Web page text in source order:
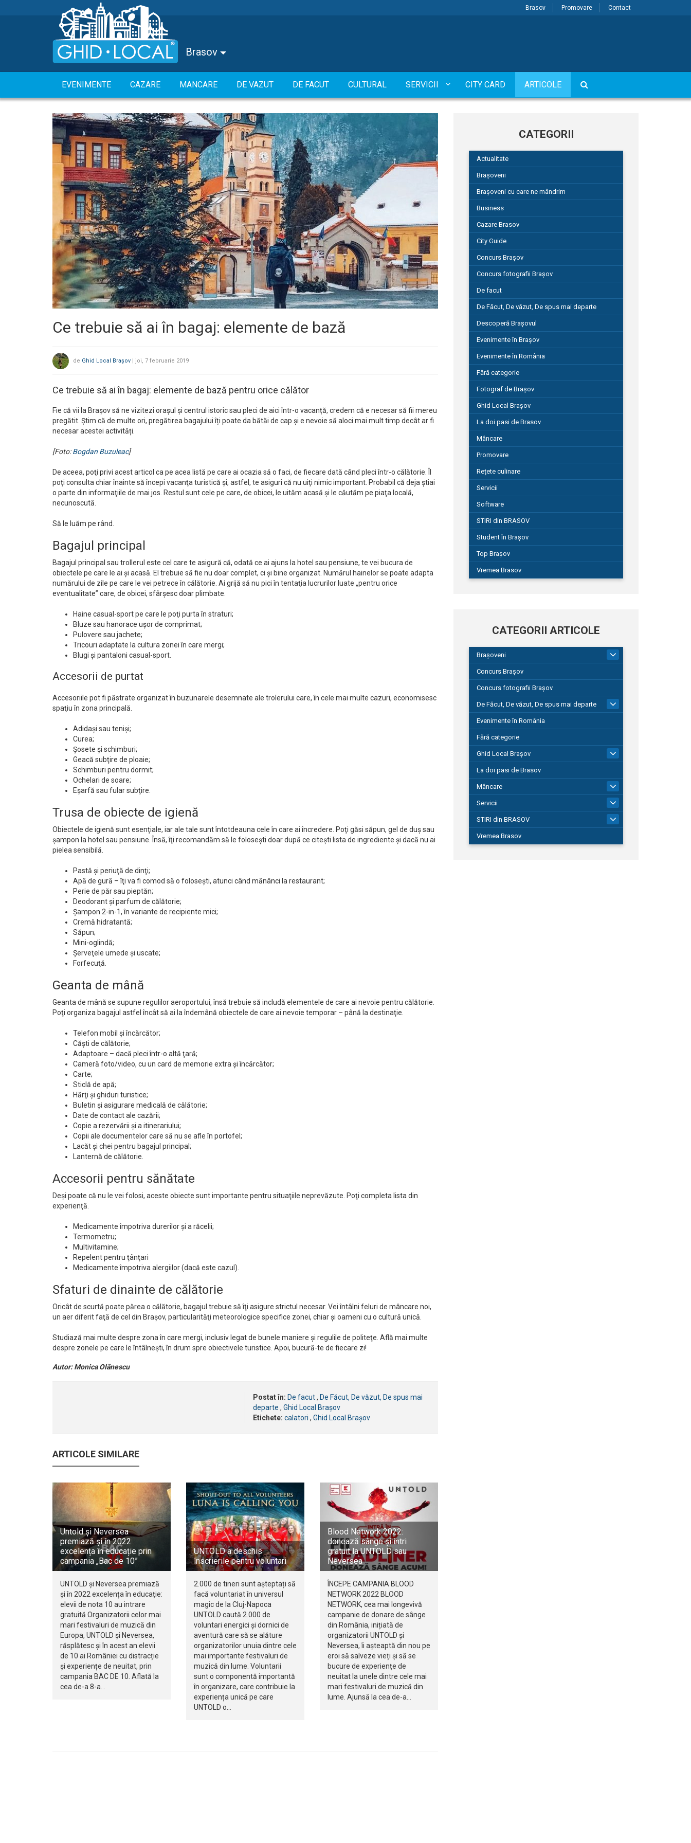
Brasov Promovare Contact
Brasov
EVENIMENTE CAZARE MANCARE DE VAZUT DE FACUT CULTURAL SERVICII CITY CARD ARTICOLE
Ce trebuie să ai în bagaj: elemente de bază
de Ghid Local Brașov | joi, 7 februarie 2019
Ce trebuie să ai în bagaj: elemente de bază pentru orice călător
Fie că vii la Brașov să ne vizitezi orașul și centrul istoric sau pleci de aici într-o vacanță, credem că e necesar să fii mereu
pregătit. Știm că de multe ori, pregătirea bagajului îți poate da bătăi de cap și e nevoie să aloci mai mult timp decât ar fi
necesar acestei activități.
[Foto:Bogdan Buzuleac]
De aceea, poţi privi acest articol ca pe acea listă pe care ai ocazia să o faci, de fiecare dată când pleci într-o călătorie. Îl
poţi consulta chiar înainte să începi vacanţa turistică şi, astfel, te asiguri că nu uiţi nimic important. Probabil că deja ştiai
o parte din informaţiile de mai jos. Restul sunt cele pe care, de obicei, le uităm acasă şi le căutăm pe piaţa locală,
necunoscută.
Să le luăm pe rând.
Bagajul principal
Bagajul principal sau trollerul este cel care te asigură că, odată ce ai ajuns la hotel sau pensiune, te vei bucura de
obiectele pe care le ai şi acasă. El trebuie să fie nu doar complet, ci şi bine organizat. Numărul hainelor se poate adapta
numărului de zile pe care le vei petrece în călătorie. Ai grijă să nu pici în tentaţia lucrurilor luate „pentru orice
eventualitate” care, de obicei, sfârşesc doar plimbate.
Haine casual-sport pe care le poţi purta în straturi;
Bluze sau hanorace uşor de comprimat;
Pulovere sau jachete;
Tricouri adaptate la cultura zonei în care mergi;
Blugi şi pantaloni casual-sport.
Accesorii de purtat
Accesoriile pot fi păstrate organizat în buzunarele desemnate ale trolerului care, în cele mai multe cazuri, economisesc
spaţiu în zona principală.
Adidaşi sau tenişi;
Curea;
Şosete şi schimburi;
Geacă subţire de ploaie;
Schimburi pentru dormit;
Ochelari de soare;
Eşarfă sau fular subţire.
Trusa de obiecte de igienă
Obiectele de igienă sunt esenţiale, iar ale tale sunt întotdeauna cele în care ai încredere. Poţi găsi săpun, gel de duş sau
şampon la hotel sau pensiune. Însă, îţi recomandăm să le foloseşti doar după ce citeşti lista de ingrediente şi dacă nu ai
pielea sensibilă.
Pastă şi periuţă de dinţi;
Apă de gură – îţi va fi comod să o foloseşti, atunci când mănânci la restaurant;
Perie de păr sau pieptăn;
Deodorant şi parfum de călătorie;
Şampon 2-in-1, în variante de recipiente mici;
Cremă hidratantă;
Săpun;
Mini-oglindă;
Şerveţele umede şi uscate;
Forfecuţă.
Geanta de mână
Geanta de mână se supune regulilor aeroportului, însă trebuie să includă elementele de care ai nevoie pentru călătorie.
Poţi organiza bagajul astfel încât să ai la îndemână obiectele de care ai nevoie temporar – până la destinaţie.
Telefon mobil şi încărcător;
Căşti de călătorie;
Adaptoare – dacă pleci într-o altă ţară;
Cameră foto/video, cu un card de memorie extra şi încărcător;
Carte;
Sticlă de apă;
Hărţi şi ghiduri turistice;
Buletin şi asigurare medicală de călătorie;
Date de contact ale cazării;
Copie a rezervării şi a itinerariului;
Copii ale documentelor care să nu se afle în portofel;
Lacăt şi chei pentru bagajul principal;
Lanternă de călătorie.
Accesorii pentru sănătate
Deşi poate că nu le vei folosi, aceste obiecte sunt importante pentru situaţiile neprevăzute. Poţi completa lista din
experienţă.
Medicamente împotriva durerilor şi a răcelii;
Termometru;
Multivitamine;
Repelent pentru ţânţari
Medicamente împotriva alergiilor (dacă este cazul).
Sfaturi de dinainte de călătorie
Oricât de scurtă poate părea o călătorie, bagajul trebuie să îţi asigure strictul necesar. Vei întâlni feluri de mâncare noi,
un aer diferit faţă de cel din Braşov, particularităţi meteorologice specifice zonei, chiar şi oameni cu o cultură unică.
Studiază mai multe despre zona în care mergi, inclusiv legat de bunele maniere şi regulile de politeţe. Află mai multe
despre zonele pe care le întâlneşti, în drum spre obiectivele turistice. Apoi, bucură-te de fiecare zi!
Autor: Monica Olănescu
Postat în: De facut, De Făcut, De văzut, De spus mai
departe , Ghid Local Brașov
Etichete: calatori , Ghid Local Brașov
ARTICOLE SIMILARE
Untold și Neversea
premiază și în 2022
excelența în educație prin
campania „Bac de 10”
UNTOLD și Neversea premiază
și în 2022 excelența în educație:
elevii de nota 10 au intrare
gratuită Organizatorii celor mai
mari festivaluri de muzică din
Europa, UNTOLD și Neversea,
răsplătesc și în acest an elevii
de 10 ai României cu distracție
și experiențe de neuitat, prin
campania BAC DE 10. Aflată la
cea de-a 8-a…
UNTOLD a deschis
înscrierile pentru voluntari
2.000 de tineri sunt așteptați să
facă voluntariat în universul
magic de la Cluj-Napoca
UNTOLD caută 2.000 de
voluntari energici și dornici de
aventură care să se alăture
organizatorilor unuia dintre cele
mai importante festivaluri de
muzică din lume. Voluntarii
sunt o componentă importantă
în organizare, care contribuie la
experiența unică pe care
UNTOLD o…
Blood Network 2022:
donează sânge și intri
gratuit la UNTOLD sau
Neversea
ÎNCEPE CAMPANIA BLOOD
NETWORK 2022 BLOOD
NETWORK, cea mai longevivă
campanie de donare de sânge
din România, inițiată de
organizatorii UNTOLD și
Neversea, îi așteaptă din nou pe
eroi să salveze vieți și să se
bucure de experiențe de
neuitat la unele dintre cele mai
mari festivaluri de muzică din
lume. Ajunsă la cea de-a…
CATEGORII
Actualitate
Brașoveni
Brașoveni cu care ne mândrim
Business
Cazare Brasov
City Guide
Concurs Brașov
Concurs fotografii Brașov
De facut
De Făcut, De văzut, De spus mai departe
Descoperă Brașovul
Evenimente în Brașov
Evenimente în România
Fără categorie
Fotograf de Brașov
Ghid Local Brașov
La doi pasi de Brasov
Mâncare
Promovare
Rețete culinare
Servicii
Software
STIRI din BRASOV
Student în Brașov
Top Brașov
Vremea Brasov
CATEGORII ARTICOLE
Brașoveni
Concurs Brașov
Concurs fotografii Brașov
De Făcut, De văzut, De spus mai departe
149
Evenimente în România
Fără categorie
Ghid Local Brașov
La doi pasi de Brasov
Mâncare
Servicii
STIRI din BRASOV
195
Vremea Brasov